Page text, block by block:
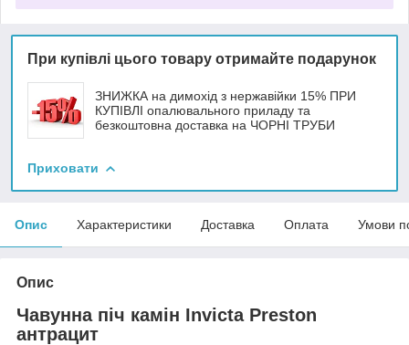
При купівлі цього товару отримайте подарунок
ЗНИЖКА на димохід з нержавійки 15% ПРИ
КУПІВЛІ опалювального приладу та
безкоштовна доставка на ЧОРНІ ТРУБИ
Приховати
Опис Характеристики Доставка Оплата Умови
Опис
Чавунна піч камін Invicta Preston
антрацит